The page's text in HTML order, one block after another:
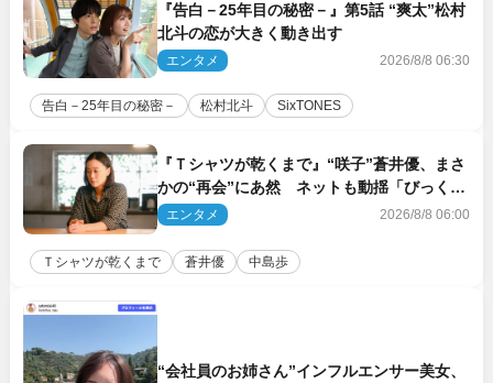
『告白－25年目の秘密－』第5話 “爽太”松村
北斗の恋が大きく動き出す
エンタメ 2026/8/8 06:30
告白－25年目の秘密－ 松村北斗 SixTONES
『Ｔシャツが乾くまで』“咲子”蒼井優、まさ
かの“再会”にあ然 ネットも動揺「びっくり
した!!」「今さら?!」（ネタバレあり）
エンタメ 2026/8/8 06:00
Ｔシャツが乾くまで 蒼井優 中島歩
“会社員のお姉さん”インフルエンサー美女、